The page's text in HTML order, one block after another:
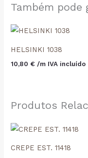
Também pode
HELSINKI 1038
10,80 € /m IVA incluído
Produtos
CREPE EST. 11418